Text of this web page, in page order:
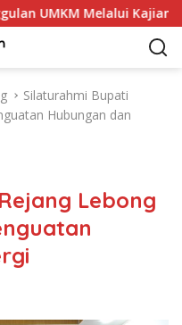
UMKM Melalui Kajian
Silaturahmi Bupati
Hubungan dan
Lebong